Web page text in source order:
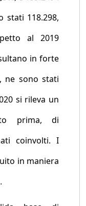
stati 118.298,
al 2019
in forte
ne sono stati
si rileva un
prima, di
coinvolti. I
in maniera